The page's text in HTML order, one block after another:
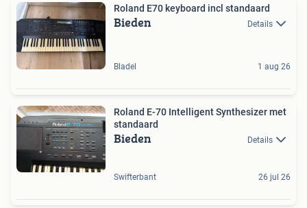
Roland E70 keyboard incl standaard
Bieden Details
Bladel 1 aug 26
Roland E-70 Intelligent Synthesizer met
standaard
Bieden Details
Swifterbant 26 jul 26